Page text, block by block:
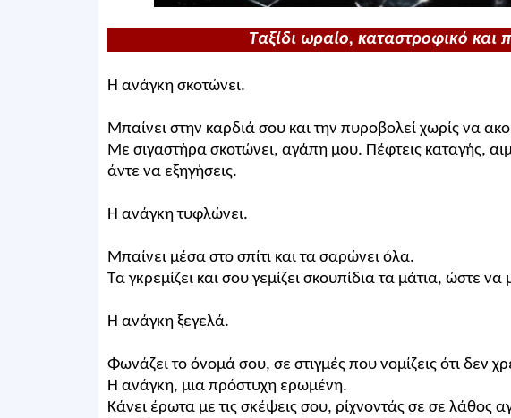
Ταξίδι ωραίο, καταστροφικό και
Η ανάγκη σκοτώνει.
Μπαίνει στην καρδιά σου και την πυροβολεί χωρίς να
Με σιγαστήρα σκοτώνει, αγάπη μου. Πέφτεις καταγής,
άντε να εξηγήσεις.
Η ανάγκη τυφλώνει.
Μπαίνει μέσα στο σπίτι και τα σαρώνει όλα.
Τα γκρεμίζει και σου γεμίζει σκουπίδια τα μάτια, ώστε να
Η ανάγκη ξεγελά.
Φωνάζει το όνομά σου, σε στιγμές που νομίζεις ότι δεν
Η ανάγκη, μια πρόστυχη ερωμένη.
Κάνει έρωτα με τις σκέψεις σου, ρίχνοντάς σε σε λάθος